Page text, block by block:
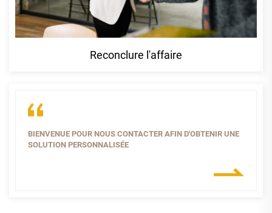
Reconclure l'affaire
BIENVENUE POUR NOUS CONTACTER AFIN D'OBTENIR UNE
SOLUTION PERSONNALISÉE